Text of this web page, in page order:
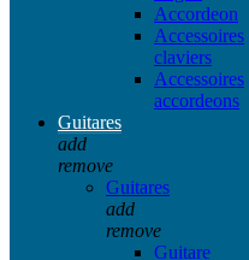
Accordeon
Accessoires
claviers
Accessoires
accordeons
Guitares
add
remove
Guitares
add
remove
Guitare